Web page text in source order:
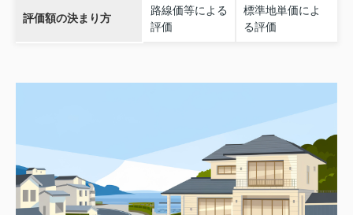
評価額の決まり方
路線価等による
評価
標準地単価によ
る評価